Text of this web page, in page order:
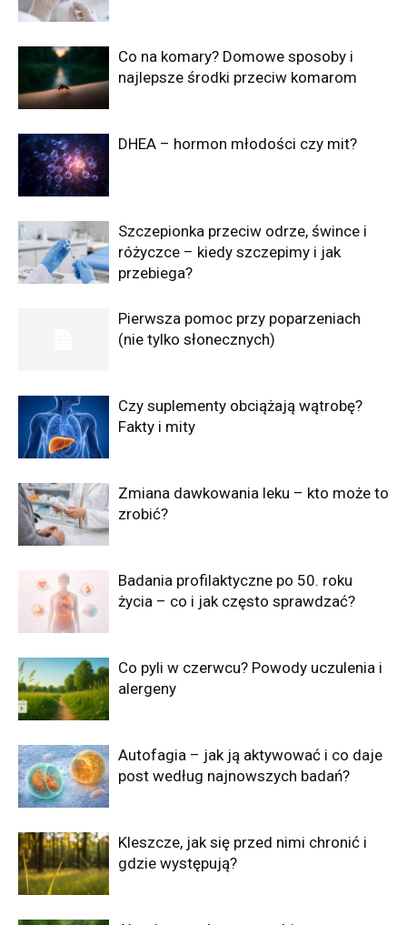
Co na komary? Domowe sposoby i
najlepsze środki przeciw komarom
DHEA – hormon młodości czy mit?
Szczepionka przeciw odrze, śwince i
różyczce – kiedy szczepimy i jak
przebiega?
Pierwsza pomoc przy poparzeniach
(nie tylko słonecznych)
Czy suplementy obciążają wątrobę?
Fakty i mity
Zmiana dawkowania leku – kto może to
zrobić?
Badania profilaktyczne po 50. roku
życia – co i jak często sprawdzać?
Co pyli w czerwcu? Powody uczulenia i
alergeny
Autofagia – jak ją aktywować i co daje
post według najnowszych badań?
Kleszcze, jak się przed nimi chronić i
gdzie występują?